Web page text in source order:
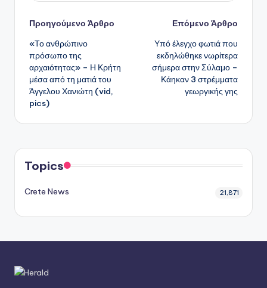
Πλοήγηση
δημοσιεύσεων
Προηγούμενο Άρθρο
«Το ανθρώπινο
πρόσωπο της
αρχαιότητας» – Η Κρήτη
μέσα από τη ματιά του
Άγγελου Χανιώτη (vid,
pics)
Επόμενο Άρθρο
Υπό έλεγχο φωτιά που
εκδηλώθηκε νωρίτερα
σήμερα στην Σύλαμο –
Κάηκαν 3 στρέμματα
γεωργικής γης
Topics
Crete News 21,871